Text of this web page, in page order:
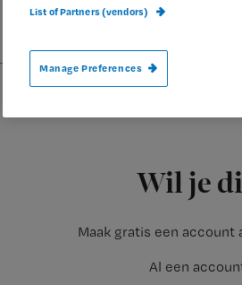
Wil je
Maak gratis een account
Al een
List of Partners (vendors)
Manage Preferences